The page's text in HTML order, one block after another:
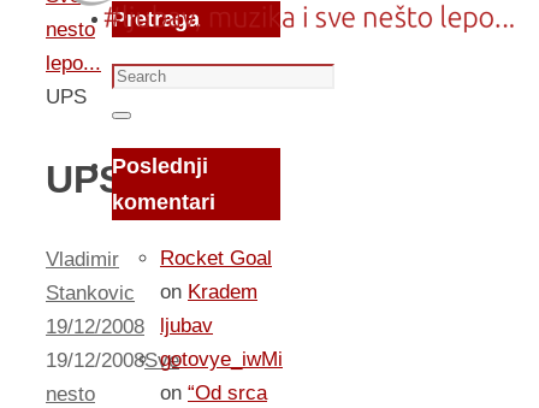
nesto
lepo...
UPS
UPS
Vladimir
Stankovic
19/12/2008
19/12/2008Sve
nesto
Pretraga
Search
for:
Search
Poslednji
komentari
Rocket Goal
on Kradem
ljubav
gotovye_iwMi
on “Od srca